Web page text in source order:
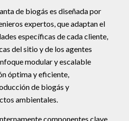
de biogás es diseñada por
expertos, que adaptan el
específicas de cada cliente,
del sitio y de los agentes
modular y escalable
óptima y eficiente,
de biogás y
ambientales.
componentes clave